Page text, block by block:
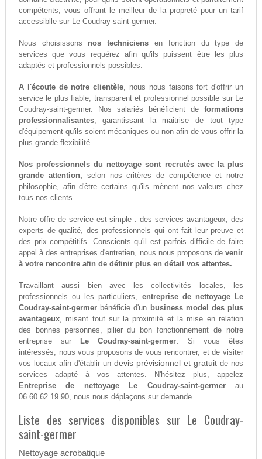
compétents, vous offrant le meilleur de la propreté pour un tarif
accessiblle sur Le Coudray-saint-germer.
Nous choisissons nos techniciens en fonction du type de
services que vous requérez afin qu'ils puissent être les plus
adaptés et professionnels possibles.
A l'écoute de notre clientèle, nous nous faisons fort d'offrir un
service le plus fiable, transparent et professionnel possible sur Le
Coudray-saint-germer. Nos salariés bénéficient deformations
professionnalisantes, garantissant la maitrise de tout type
d'équipement qu'ils soient mécaniques ou non afin de vous offrir la
plus grande flexibilité.
Nos professionnels du nettoyage sont recrutés avec la plus
grande attention, selon nos critères de compétence et notre
philosophie, afin d'être certains qu'ils mènent nos valeurs chez
tous nos clients.
Notre offre de service est simple : des services avantageux, des
experts de qualité, des professionnels qui ont fait leur preuve et
des prix compétitifs. Conscients qu'il est parfois difficile de faire
appel à des entreprises d'entretien, nous nous proposons devenir
à votre rencontre afin de définir plus en détail vos attentes.
Travaillant aussi bien avec les collectivités locales, les
professionnels ou les particuliers, entreprise de nettoyage Le
Coudray-saint-germerbénéficie d'un business model des plus
avantageux, misant tout sur la proximité et la mise en relation
des bonnes personnes, pilier du bon fonctionnement de notre
entreprise sur
Le Coudray-saint-germer. Si vous êtes
intéressés, nous vous proposons de vous rencontrer, et de visiter
vos locaux afin d'établir un devis prévisionnel et gratuit de nos
services adapté à vos attentes. N'hésitez plus, appelez
Entreprise de nettoyage Le Coudray-saint-germerau
06.60.62.19.90, nous nous déplaçons sur demande.
Liste des services disponibles sur Le Coudray-
saint-germer
Nettoyage acrobatique